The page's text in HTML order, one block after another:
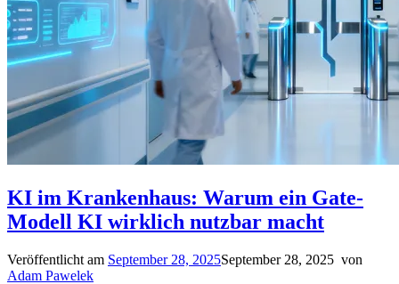
KI im Krankenhaus: Warum ein Gate-
Modell KI wirklich nutzbar macht
Veröffentlicht am September 28, 2025September 28, 2025 von
Adam Pawelek